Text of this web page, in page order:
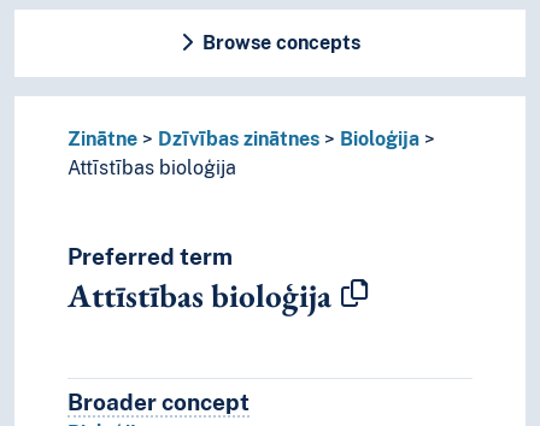
Browse concepts
Zinātne Dzīvības zinātnes
Bioloģija
Attīstības bioloģija
Preferred term
Attīstības bioloģija
Broader conceptBroader concept